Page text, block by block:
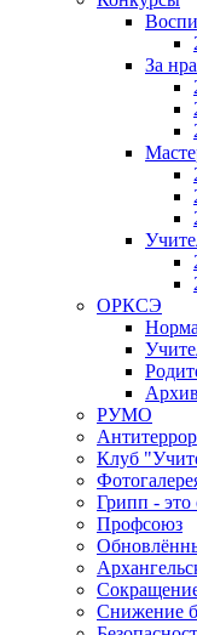
За
ОРКСЭ
Архив
РУМО
Антитеррор
Клуб
Грипп - это
Профсоюз
Снижение